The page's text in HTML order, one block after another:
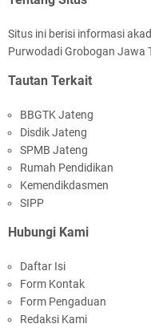
MPLS Hari
bagian dari SMA
Pengumuman
Situs ini berisi informasi
Purwodadi Grobogan Jawa
Tautan Terkait
BBGTK Jateng
Disdik Jateng
SPMB Jateng
Rumah Pendidikan
Kemendikdasmen
SIPP
Hubungi Kami
Daftar Isi
Form Kontak
Form Pengaduan
Redaksi Kami